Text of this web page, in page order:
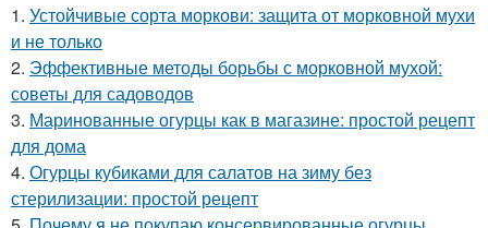
1. Устойчивые сорта моркови: защита от морковной мухи
и не только
2. Эффективные методы борьбы с морковной мухой:
советы для садоводов
3. Маринованные огурцы как в магазине: простой рецепт
для дома
4. Огурцы кубиками для салатов на зиму без
стерилизации: простой рецепт